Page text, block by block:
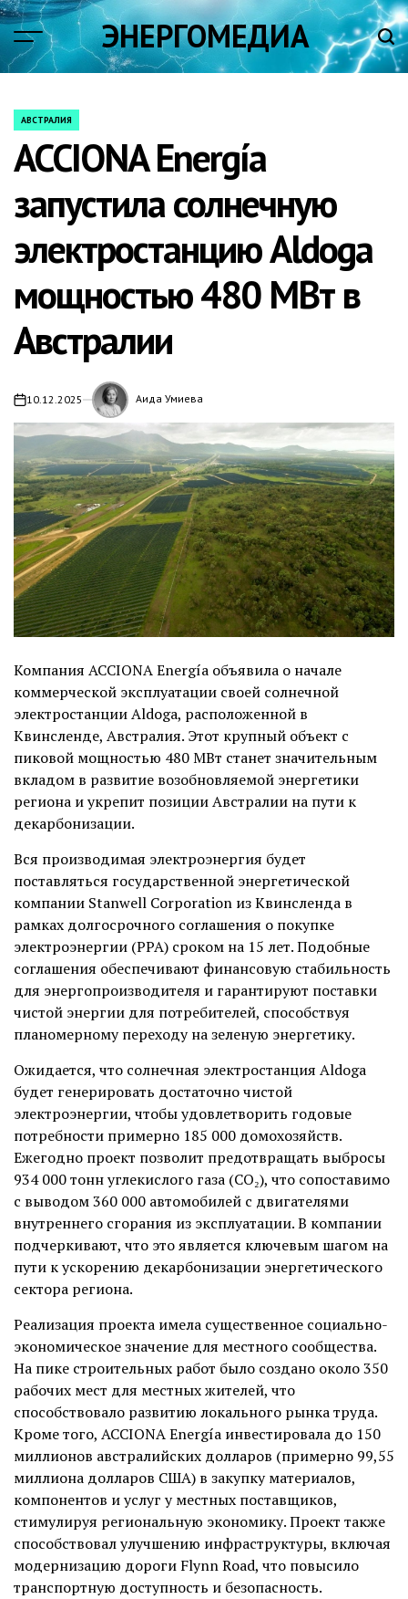
Skip
content
ЭНЕРГОМЕДИА
POSTED
АВСТРАЛИЯ
ACCIONA Energía
запустила солнечную
электростанцию Aldoga
мощностью 480 МВт в
Австралии
on10.12.2025 Аида Умиева
Компания ACCIONA Energía объявила о начале
коммерческой эксплуатации своей солнечной
электростанции Aldoga, расположенной в
Квинсленде, Австралия. Этот крупный объект с
пиковой мощностью 480 МВт станет значительным
вкладом в развитие возобновляемой энергетики
региона и укрепит позиции Австралии на пути к
декарбонизации.
Вся производимая электроэнергия будет
поставляться государственной энергетической
компании Stanwell Corporation из Квинсленда в
рамках долгосрочного соглашения о покупке
электроэнергии (PPA) сроком на 15 лет. Подобные
соглашения обеспечивают финансовую стабильность
для энергопроизводителя и гарантируют поставки
чистой энергии для потребителей, способствуя
планомерному переходу на зеленую энергетику.
Ожидается, что солнечная электростанция Aldoga
будет генерировать достаточно чистой
электроэнергии, чтобы удовлетворить годовые
потребности примерно 185 000 домохозяйств.
Ежегодно проект позволит предотвращать выбросы
934 000 тонн углекислого газа (CO₂), что сопоставимо
с выводом 360 000 автомобилей с двигателями
внутреннего сгорания из эксплуатации. В компании
подчеркивают, что это является ключевым шагом на
пути к ускорению декарбонизации энергетического
сектора региона.
Реализация проекта имела существенное социально-
экономическое значение для местного сообщества.
На пике строительных работ было создано около 350
рабочих мест для местных жителей, что
способствовало развитию локального рынка труда.
Кроме того, ACCIONA Energía инвестировала до 150
миллионов австралийских долларов (примерно 99,55
миллиона долларов США) в закупку материалов,
компонентов и услуг у местных поставщиков,
стимулируя региональную экономику. Проект также
способствовал улучшению инфраструктуры, включая
модернизацию дороги Flynn Road, что повысило
транспортную доступность и безопасность.